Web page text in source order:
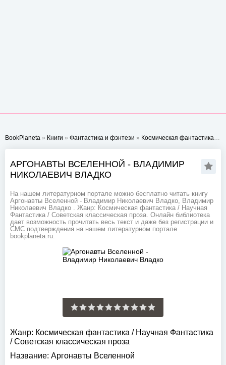
BookPlaneta » Книги » Фантастика и фэнтези » Космическая фантастика»
АРГОНАВТЫ ВСЕЛЕННОЙ - ВЛАДИМИР
НИКОЛАЕВИЧ ВЛАДКО
На нашем литературном портале можно бесплатно читать книгу
Аргонавты Вселенной - Владимир Николаевич Владко, Владимир
Николаевич Владко . Жанр: Космическая фантастика / Научная
Фантастика / Советская классическая проза. Онлайн библиотека
дает возможность прочитать весь текст и даже без регистрации и
СМС подтверждения на нашем литературном портале
bookplaneta.ru.
Жанр: Космическая фантастика / Научная Фантастика
/Советская классическая проза
Название: Аргонавты Вселенной